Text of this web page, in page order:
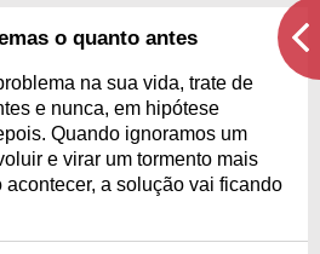
o quanto antes
na sua vida, trate de
e nunca, em hipótese
Quando ignoramos um
e virar um tormento mais
acontecer, a solução vai ficando